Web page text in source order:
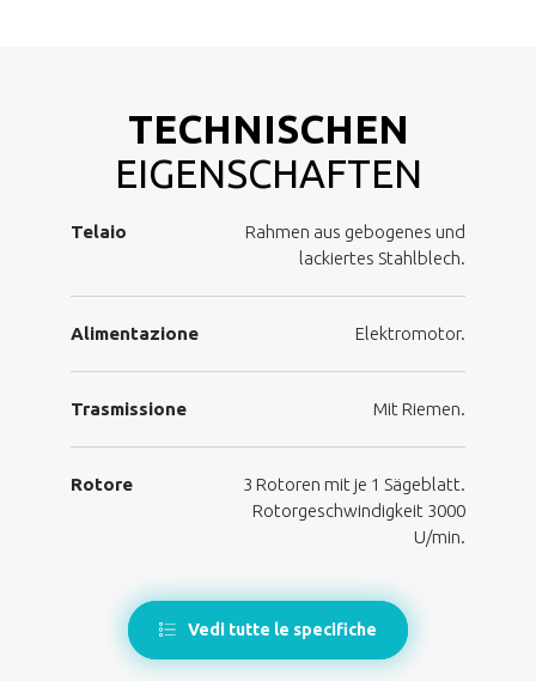
TECHNISCHEN
EIGENSCHAFTEN
Telaio
Rahmen aus gebogenes und
lackiertes Stahlblech.
Alimentazione Elektromotor.
Trasmissione Mit Riemen.
Rotore
3 Rotoren mit je 1 Sägeblatt.
Rotorgeschwindigkeit 3000
U/min.
Vedi tutte le specifiche